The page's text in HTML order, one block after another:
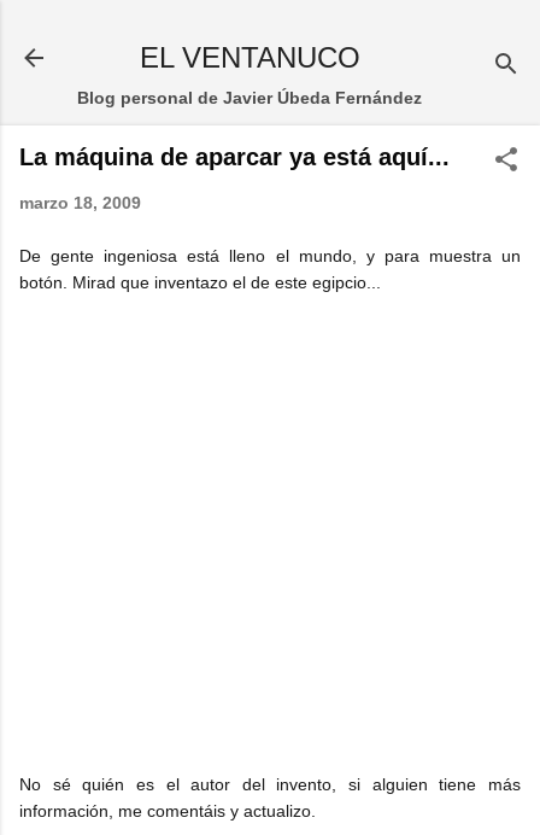
EL VENTANUCO
Blog personal de Javier Úbeda Fernández
La máquina de aparcar ya está aquí...
marzo 18, 2009
De gente ingeniosa está lleno el mundo, y para muestra un
botón. Mirad que inventazo el de este egipcio...
No sé quién es el autor del invento, si alguien tiene más
información, me comentáis y actualizo.